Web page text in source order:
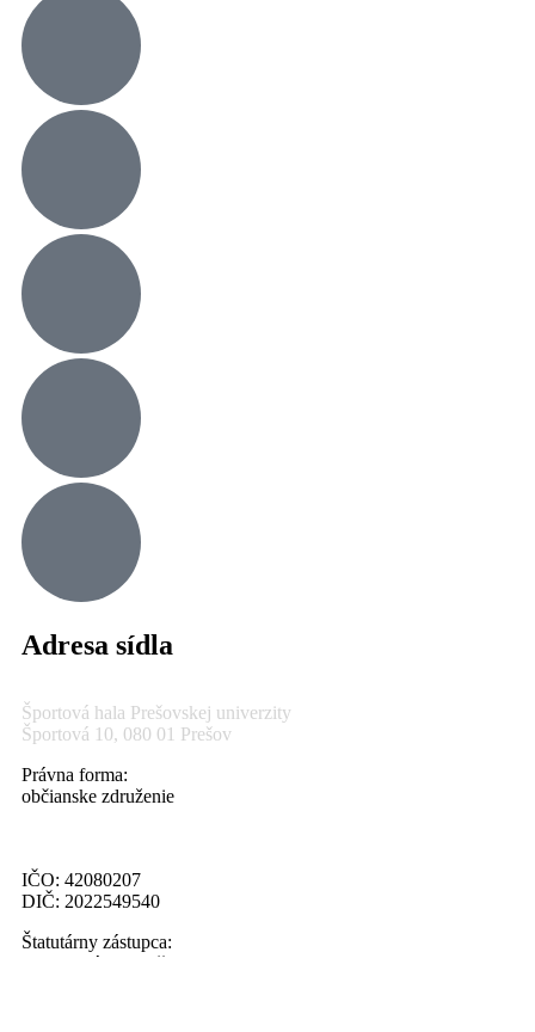
Adresa sídla
Športová hala Prešovskej univerzity
Športová 10, 080 01 Prešov
Právna forma:
občianske združenie
IČO: 42080207
DIČ: 2022549540
Štatutárny zástupca:
Ing. Marián Palenčar